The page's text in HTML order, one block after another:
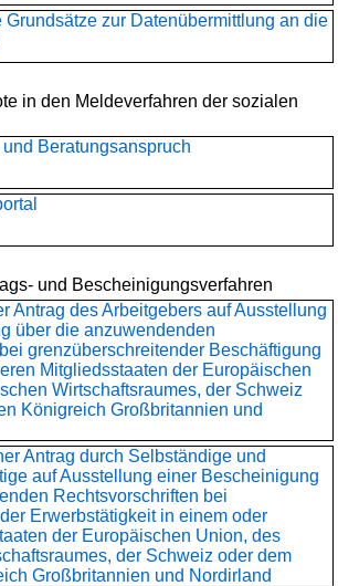
Grundsätze zur Datenübermittlung an die
in den Meldeverfahren der sozialen
Beratungsanspruch
und Bescheinigungsverfahren
Antrag des Arbeitgebers auf Ausstellung
über die anzuwendenden
grenzüberschreitender Beschäftigung
Mitgliedsstaaten der Europäischen
Wirtschaftsraumes, der Schweiz
Königreich Großbritannien und
Antrag durch Selbständige und
auf Ausstellung einer Bescheinigung
Rechtsvorschriften bei
Erwerbstätigkeit in einem oder
der Europäischen Union, des
der Schweiz oder dem
Großbritannien und Nordirland